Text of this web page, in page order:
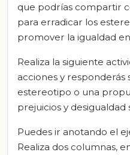
que podrías compartir
para erradicar los
promover la igualdad
Realiza la siguiente
acciones y responderás
estereotipo o una
prejuicios y
Puedes ir anotando el
Realiza dos columnas,